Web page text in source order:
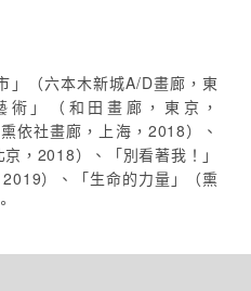
」（六本木新城A/D畫廊，東
」（和田畫廊，東京，
依社畫廊，上海，2018）、
，2018）、「別看著我！」
2019）、「生命的力量」（熏